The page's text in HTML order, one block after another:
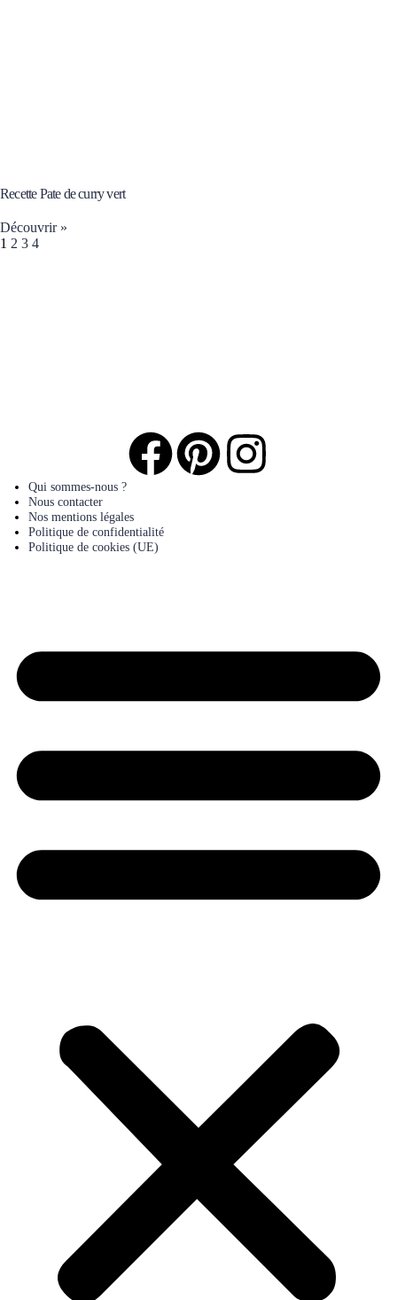
Recette Pate de curry vert
Découvrir »
1 2 3 4
Qui sommes-nous ?
Nous contacter
Nos mentions légales
Politique de confidentialité
Politique de cookies (UE)